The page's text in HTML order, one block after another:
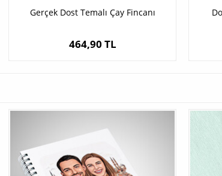
Gerçek Dost Temalı Çay Fincanı
464,90 TL